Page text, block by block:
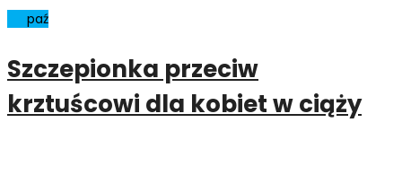
paź
Szczepionka przeciw
krztuścowi dla kobiet w ciąży